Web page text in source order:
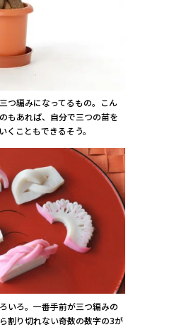
つ編みになってるもの。こん
もあれば、自分で三つの苗を
くこともできるそう。
いろ。一番手前が三つ編みの
割り切れない奇数の数字の3が